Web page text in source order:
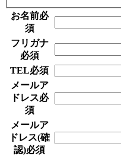
お名前必
須
フリガナ
必須
TEL必須
メールア
ドレス必
須
メールア
ドレス(確
認)必須